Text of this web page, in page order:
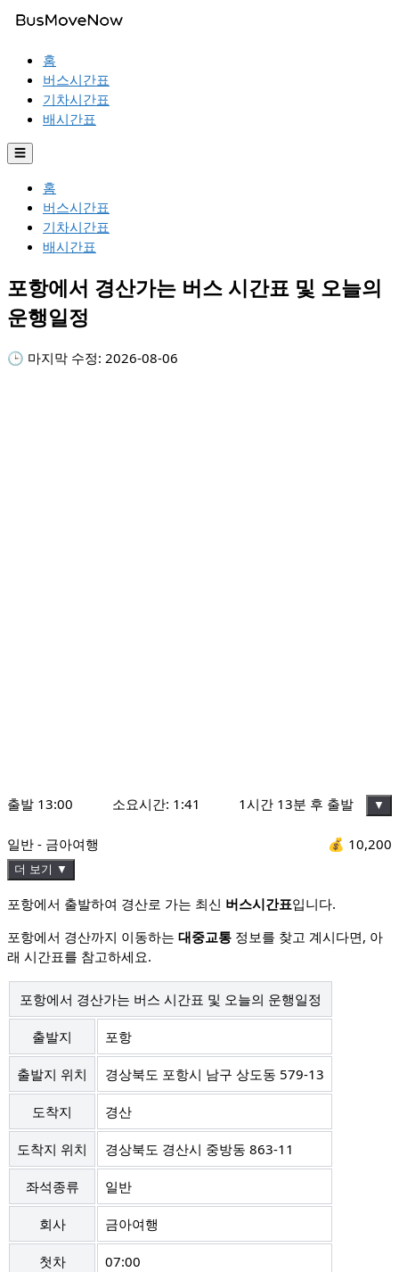
홈
버스시간표
기차시간표
배시간표
☰
홈
버스시간표
기차시간표
배시간표
포항에서 경산가는 버스 시간표 및 오늘의
운행일정
🕒 마지막 수정: 2026-08-06
출발 13:00 소요시간: 1:41 1시간 13분 후 출발 ▼
일반 - 금아여행 💰 10,200
더 보기 ▼
포항에서 출발하여 경산로 가는 최신 버스시간표입니다.
포항에서 경산까지 이동하는 대중교통 정보를 찾고 계시다면, 아
래 시간표를 참고하세요.
포항에서 경산가는 버스 시간표 및 오늘의 운행일정
출발지 포항
출발지 위치 경상북도 포항시 남구 상도동 579-13
도착지 경산
도착지 위치 경상북도 경산시 중방동 863-11
좌석종류 일반
회사 금아여행
첫차 07:00